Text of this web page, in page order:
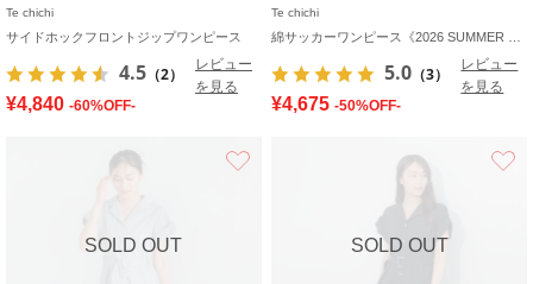
Te chichi
サイドホックフロントジップワンピース
4.5 （2）
レビュー
を見る
¥4,840 -60%OFF-
Te chichi
5.0 （3）
レビュー
を見る
¥4,675 -50%OFF-
SOLD OUT SOLD OUT